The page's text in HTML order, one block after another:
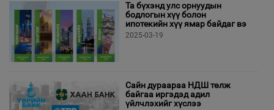
Та бүхэнд улс орнуудын
бодлогын хүү болон
ипотекийн хүү ямар байдаг вэ
2025-03-19
Сайн дураараа НДШ төлж
байгаа иргэдэд адил
үйлчлэхийг хүслээ